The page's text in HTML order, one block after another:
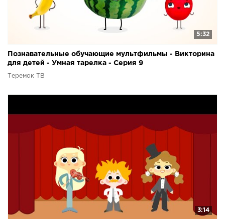
5:32
Познавательные обучающие мультфильмы - Викторина
для детей - Умная тарелка - Серия 9
Теремок ТВ
3:14